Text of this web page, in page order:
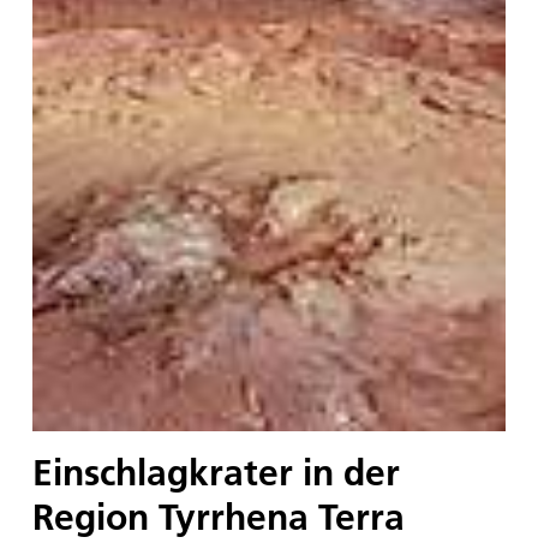
Einschlagkrater in der
Region Tyrrhena Terra